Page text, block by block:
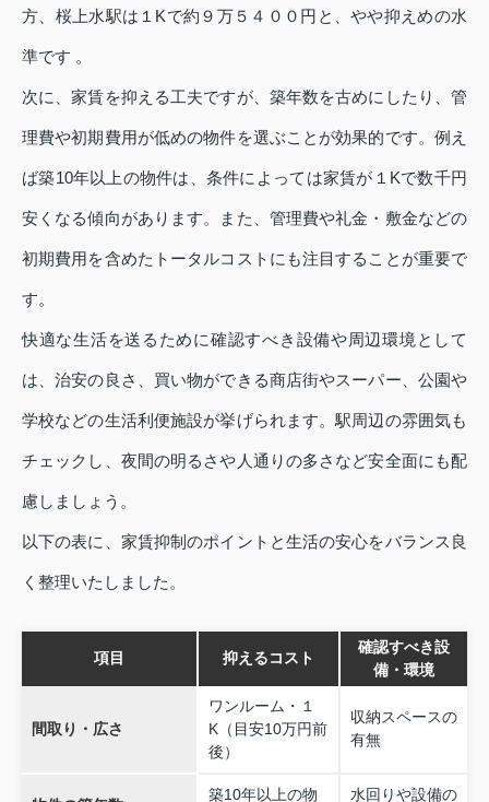
方、桜上水駅は１Kで約９万５４００円と、やや抑えめの水
準です 。
次に、家賃を抑える工夫ですが、築年数を古めにしたり、管
理費や初期費用が低めの物件を選ぶことが効果的です。例え
ば築10年以上の物件は、条件によっては家賃が１Kで数千円
安くなる傾向があります。また、管理費や礼金・敷金などの
初期費用を含めたトータルコストにも注目することが重要で
す。
快適な生活を送るために確認すべき設備や周辺環境として
は、治安の良さ、買い物ができる商店街やスーパー、公園や
学校などの生活利便施設が挙げられます。駅周辺の雰囲気も
チェックし、夜間の明るさや人通りの多さなど安全面にも配
慮しましょう。
以下の表に、家賃抑制のポイントと生活の安心をバランス良
く整理いたしました。
項目 抑えるコスト
確認すべき設
備・環境
間取り・広さ
ワンルーム・１
K（目安10万円前
後）
収納スペースの
有無
築10年以上の物
水回りや設備の